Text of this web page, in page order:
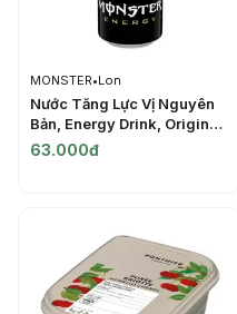
MONSTER•Lon
Nước Tăng Lực Vị Nguyên
Bản, Energy Drink, Original
(500ml) - MONSTER
63.000đ